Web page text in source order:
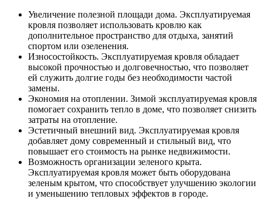
Увеличение полезной площади дома. Эксплуатируемая
кровля позволяет использовать кровлю как
дополнительное пространство для отдыха, занятий
спортом или озеленения.
Износостойкость. Эксплуатируемая кровля обладает
высокой прочностью и долговечностью, что позволяет
ей служить долгие годы без необходимости частой
замены.
Экономия на отоплении. Зимой эксплуатируемая кровля
помогает сохранить тепло в доме, что позволяет снизить
затраты на отопление.
Эстетичный внешний вид. Эксплуатируемая кровля
добавляет дому современный и стильный вид, что
повышает его стоимость на рынке недвижимости.
Возможность организации зеленого крыта.
Эксплуатируемая кровля может быть оборудована
зеленым крытом, что способствует улучшению экологии
и уменьшению тепловых эффектов в городе.